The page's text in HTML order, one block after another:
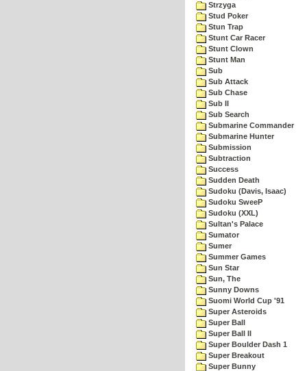
Strzyga
Stud Poker
Stun Trap
Stunt Car Racer
Stunt Clown
Stunt Man
Sub
Sub Attack
Sub Chase
Sub II
Sub Search
Submarine Commander
Submarine Hunter
Submission
Subtraction
Success
Sudden Death
Sudoku (Davis, Isaac)
Sudoku SweeP
Sudoku (XXL)
Sultan's Palace
Sumator
Sumer
Summer Games
Sun Star
Sun, The
Sunny Downs
Suomi World Cup '91
Super Asteroids
Super Ball
Super Ball II
Super Boulder Dash 1
Super Breakout
Super Bunny